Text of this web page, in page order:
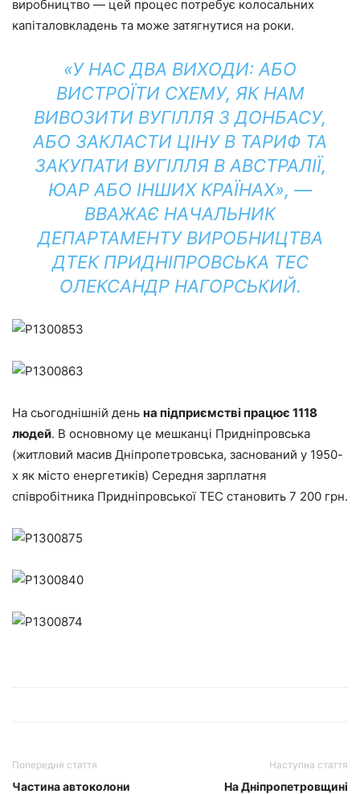
виробництво — цей процес потребує колосальних
капіталовкладень та може затягнутися на роки.
«У НАС ДВА ВИХОДИ: АБО
ВИСТРОЇТИ СХЕМУ, ЯК НАМ
ВИВОЗИТИ ВУГІЛЛЯ З ДОНБАСУ,
АБО ЗАКЛАСТИ ЦІНУ В ТАРИФ ТА
ЗАКУПАТИ ВУГІЛЛЯ В АВСТРАЛІЇ,
ЮАР АБО ІНШИХ КРАЇНАХ», —
ВВАЖАЄ НАЧАЛЬНИК
ДЕПАРТАМЕНТУ ВИРОБНИЦТВА
ДТЕК ПРИДНІПРОВСЬКА ТЕС
ОЛЕКСАНДР НАГОРСЬКИЙ.
На сьогоднішній день на підприємстві працює 1118
людей. В основному це мешканці Придніпровська
(житловий масив Дніпропетровська, заснований у 1950-
х як місто енергетиків) Середня зарплатня
співробітника Придніпровської ТЕС становить 7 200 грн.
Попередня стаття
Частина автоколони
Наступна стаття
На Дніпропетровщині